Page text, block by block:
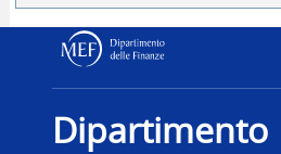
Dipartimento
Dipartimento